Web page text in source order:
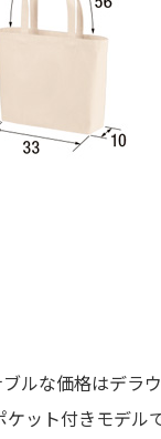
ルな価格はデラ
ット付きモデルで